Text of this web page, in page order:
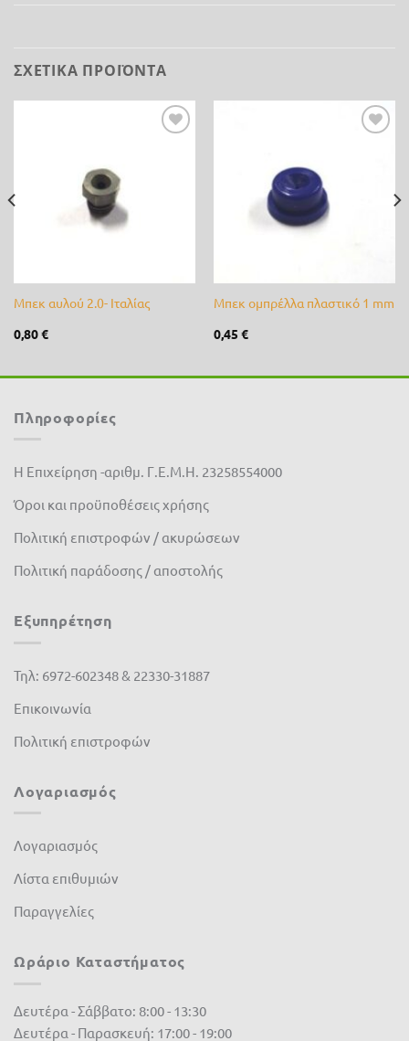
ΣΧΕΤΙΚΆ ΠΡΟΪΌΝΤΑ
Μπεκ αυλού 2.0- Ιταλίας
0,80€
Μπεκ ομπρέλλα πλαστικό 1 mm
0,45 €
Πληροφορίες
Η Επιχείρηση -αριθμ. Γ.Ε.Μ.Η. 23258554000
Όροι και προϋποθέσεις χρήσης
Πολιτική επιστροφών / ακυρώσεων
Πολιτική παράδοσης / αποστολής
Εξυπηρέτηση
Τηλ: 6972-602348 & 22330-31887
Επικοινωνία
Πολιτική επιστροφών
Λογαριασμός
Λογαριασμός
Λίστα επιθυμιών
Παραγγελίες
Ωράριο Καταστήματος
Δευτέρα - Σάββατο: 8:00 - 13:30
Δευτέρα - Παρασκευή: 17:00 - 19:00